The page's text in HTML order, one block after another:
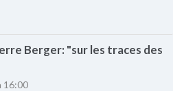
Berger: "sur les traces des
16:00